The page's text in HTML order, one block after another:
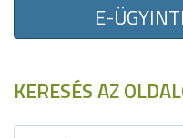
E-
KERESÉS AZ